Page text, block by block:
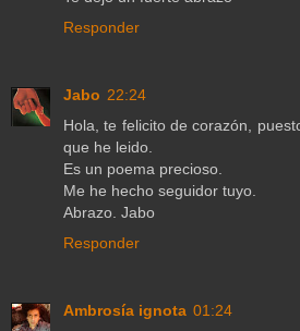
Responder
Jabo 22:24
Hola, te felicito de corazón,
que he leido.
Es un poema precioso.
Me he hecho seguidor tuyo.
Abrazo. Jabo
Responder
Ambrosía ignota 01:24